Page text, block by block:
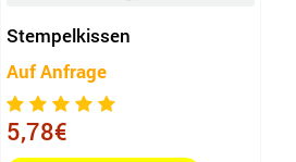
Stempelkissen
Auf Anfrage
5,78€